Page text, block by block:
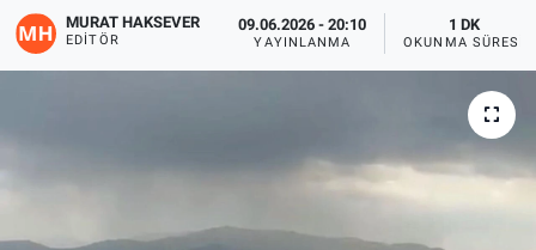
MURAT HAKSEVER
EDITÖR
09.06.2026 - 20:10
YAYINLANMA
1 DK
OKUNMA SÜRESI
Magazin
Resmi İlanlar